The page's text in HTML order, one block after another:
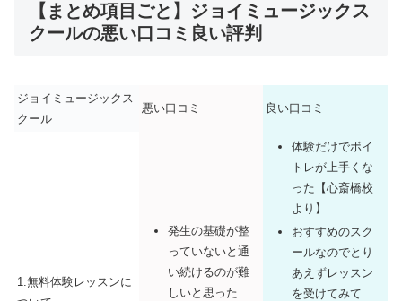
【まとめ項目ごと】ジョイミュージックス
クールの悪い口コミ良い評判
ジョイミュージックス
クール
悪い口コミ 良い口コミ
1.無料体験レッスンに
発生の基礎が整
っていないと通
い続けるのが難
しいと思った
体験だけでボイ
トレが上手くな
った【心斎橋校
より】
おすすめのスク
ールなのでとり
あえずレッスン
を受けてみて